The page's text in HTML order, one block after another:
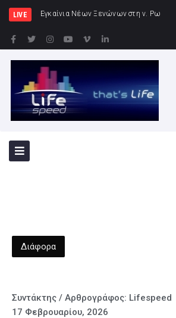
LIVE Εγκαίνια Νέων Ξενώνων στη ν. Ρω
Διάφορα
Συντάκτης / Αρθρογράφος: Lifespeed
17 Φεβρουαρίου, 2026